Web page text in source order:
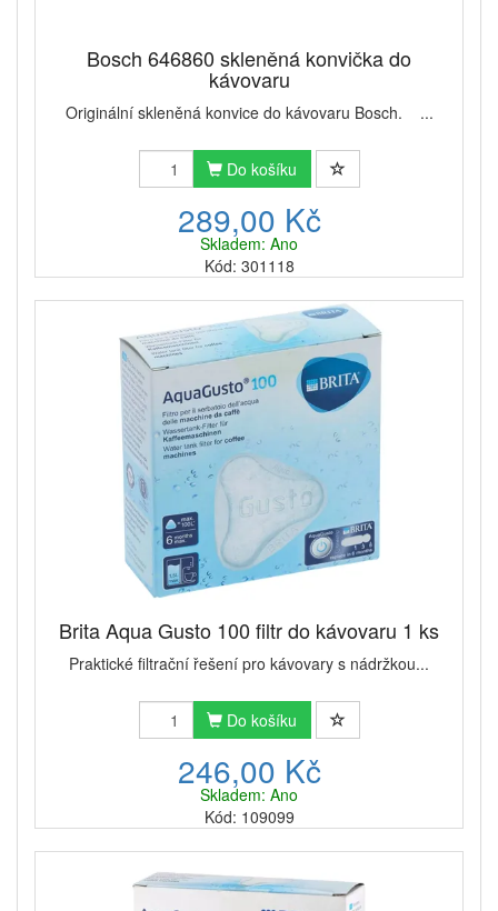
Bosch 646860 skleněná konvička do
kávovaru
Originální skleněná konvice do kávovaru Bosch. ...
Do košíku
289,00 Kč
Skladem: Ano
Kód: 301118
Brita Aqua Gusto 100 filtr do kávovaru 1 ks
Praktické filtrační řešení pro kávovary s nádržkou...
Do košíku
246,00 Kč
Skladem: Ano
Kód: 109099